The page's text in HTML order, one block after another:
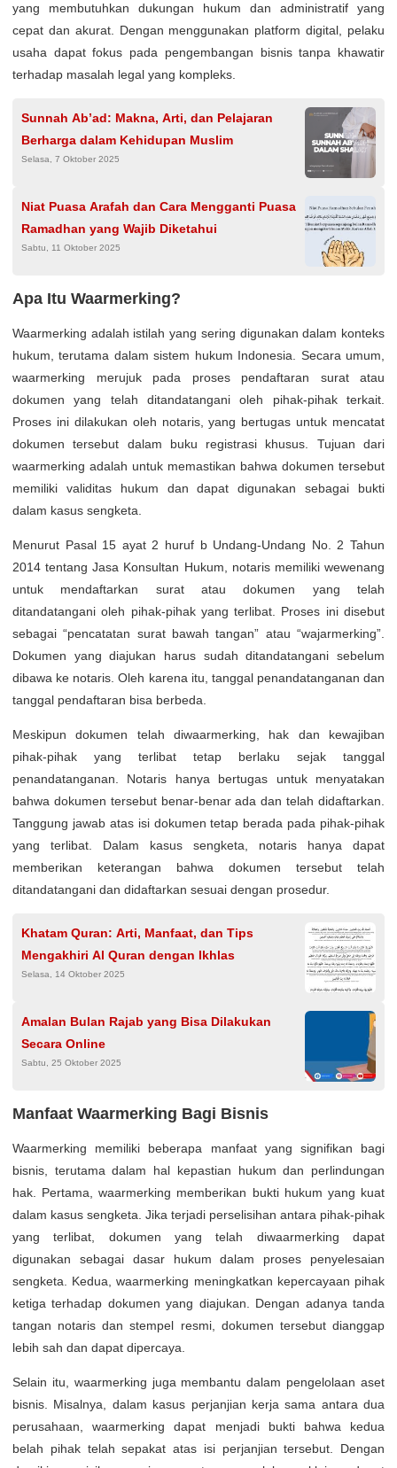
yang membutuhkan dukungan hukum dan administratif yang
cepat dan akurat. Dengan menggunakan platform digital, pelaku
usaha dapat fokus pada pengembangan bisnis tanpa khawatir
terhadap masalah legal yang kompleks.
Sunnah Ab’ad: Makna, Arti, dan Pelajaran
Berharga dalam Kehidupan Muslim
Selasa, 7 Oktober 2025
Niat Puasa Arafah dan Cara Mengganti Puasa
Ramadhan yang Wajib Diketahui
Sabtu, 11 Oktober 2025
Apa Itu Waarmerking?
Waarmerking adalah istilah yang sering digunakan dalam konteks
hukum, terutama dalam sistem hukum Indonesia. Secara umum,
waarmerking merujuk pada proses pendaftaran surat atau
dokumen yang telah ditandatangani oleh pihak-pihak terkait.
Proses ini dilakukan oleh notaris, yang bertugas untuk mencatat
dokumen tersebut dalam buku registrasi khusus. Tujuan dari
waarmerking adalah untuk memastikan bahwa dokumen tersebut
memiliki validitas hukum dan dapat digunakan sebagai bukti
dalam kasus sengketa.
Menurut Pasal 15 ayat 2 huruf b Undang-Undang No. 2 Tahun
2014 tentang Jasa Konsultan Hukum, notaris memiliki wewenang
untuk mendaftarkan surat atau dokumen yang telah
ditandatangani oleh pihak-pihak yang terlibat. Proses ini disebut
sebagai “pencatatan surat bawah tangan” atau “wajarmerking”.
Dokumen yang diajukan harus sudah ditandatangani sebelum
dibawa ke notaris. Oleh karena itu, tanggal penandatanganan dan
tanggal pendaftaran bisa berbeda.
Meskipun dokumen telah diwaarmerking, hak dan kewajiban
pihak-pihak yang terlibat tetap berlaku sejak tanggal
penandatanganan. Notaris hanya bertugas untuk menyatakan
bahwa dokumen tersebut benar-benar ada dan telah didaftarkan.
Tanggung jawab atas isi dokumen tetap berada pada pihak-pihak
yang terlibat. Dalam kasus sengketa, notaris hanya dapat
memberikan keterangan bahwa dokumen tersebut telah
ditandatangani dan didaftarkan sesuai dengan prosedur.
Khatam Quran: Arti, Manfaat, dan Tips
Mengakhiri Al Quran dengan Ikhlas
Selasa, 14 Oktober 2025
Amalan Bulan Rajab yang Bisa Dilakukan
Secara Online
Sabtu, 25 Oktober 2025
Manfaat Waarmerking Bagi Bisnis
Waarmerking memiliki beberapa manfaat yang signifikan bagi
bisnis, terutama dalam hal kepastian hukum dan perlindungan
hak. Pertama, waarmerking memberikan bukti hukum yang kuat
dalam kasus sengketa. Jika terjadi perselisihan antara pihak-pihak
yang terlibat, dokumen yang telah diwaarmerking dapat
digunakan sebagai dasar hukum dalam proses penyelesaian
sengketa. Kedua, waarmerking meningkatkan kepercayaan pihak
ketiga terhadap dokumen yang diajukan. Dengan adanya tanda
tangan notaris dan stempel resmi, dokumen tersebut dianggap
lebih sah dan dapat dipercaya.
Selain itu, waarmerking juga membantu dalam pengelolaan aset
bisnis. Misalnya, dalam kasus perjanjian kerja sama antara dua
perusahaan, waarmerking dapat menjadi bukti bahwa kedua
belah pihak telah sepakat atas isi perjanjian tersebut. Dengan